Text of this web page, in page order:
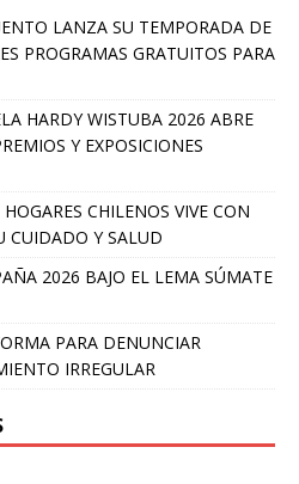
LANZA SU TEMPORADA DE
PROGRAMAS GRATUITOS PARA
HARDY WISTUBA 2026 ABRE
Y EXPOSICIONES
CHILENOS VIVE CON
CUIDADO Y SALUD
2026 BAJO EL LEMA SÚMATE
PARA DENUNCIAR
IRREGULAR